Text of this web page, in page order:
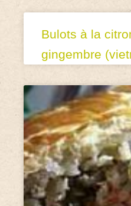
Bulots à la
gingembre